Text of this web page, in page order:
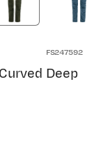
FS247592
Deep